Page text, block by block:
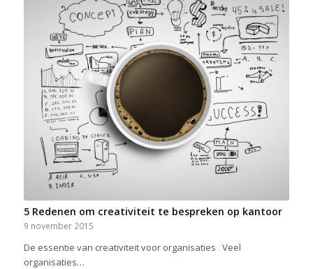
5 Redenen om creativiteit te bespreken op kantoor
9 november 2015
De essentie van creativiteit voor organisaties Veel
organisaties…